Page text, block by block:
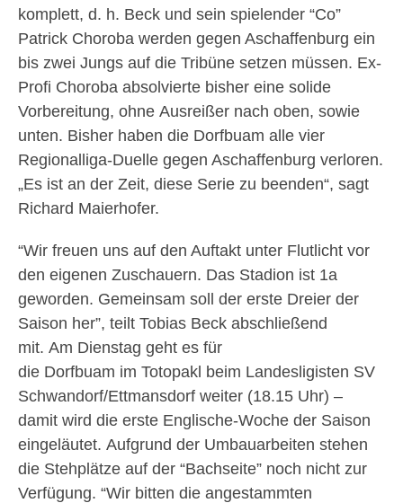
komplett, d. h. Beck und sein spielender “Co”
Patrick Choroba werden gegen Aschaffenburg ein
bis zwei Jungs auf die Tribüne setzen müssen. Ex-
Profi Choroba absolvierte bisher eine solide
Vorbereitung, ohne Ausreißer nach oben, sowie
unten. Bisher haben die Dorfbuam alle vier
Regionalliga-Duelle gegen Aschaffenburg verloren.
„Es ist an der Zeit, diese Serie zu beenden“, sagt
Richard Maierhofer.
“Wir freuen uns auf den Auftakt unter Flutlicht vor
den eigenen Zuschauern. Das Stadion ist 1a
geworden. Gemeinsam soll der erste Dreier der
Saison her”, teilt Tobias Beck abschließend
mit. Am Dienstag geht es für
die Dorfbuam im Totopakl beim Landesligisten SV
Schwandorf/Ettmansdorf weiter (18.15 Uhr) –
damit wird die erste Englische-Woche der Saison
eingeläutet. Aufgrund der Umbauarbeiten stehen
die Stehplätze auf der “Bachseite” noch nicht zur
Verfügung. “Wir bitten die angestammten